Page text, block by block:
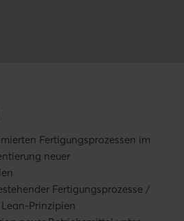
Fertigungsprozessen im
neuer
Fertigungsprozesse /
Prinzipien